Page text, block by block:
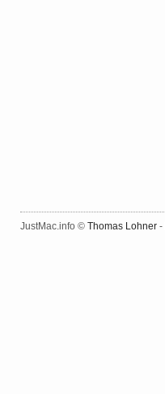
JustMac.info © Thomas Lohner -